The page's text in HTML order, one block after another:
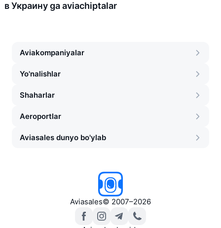
в Украину ga aviachiptalar
Aviakompaniyalar
Yo'nalishlar
Shaharlar
Aeroportlar
Aviasales dunyo bo'ylab
Aviasales© 2007–2026